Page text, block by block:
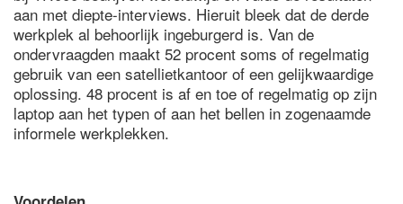
aan met diepte-interviews. Hieruit bleek dat de derde
werkplek al behoorlijk ingeburgerd is. Van de
ondervraagden maakt 52 procent soms of regelmatig
gebruik van een satellietkantoor of een gelijkwaardige
oplossing. 48 procent is af en toe of regelmatig op zijn
laptop aan het typen of aan het bellen in zogenaamde
informele werkplekken.